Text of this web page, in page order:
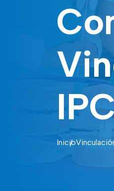
Inicio